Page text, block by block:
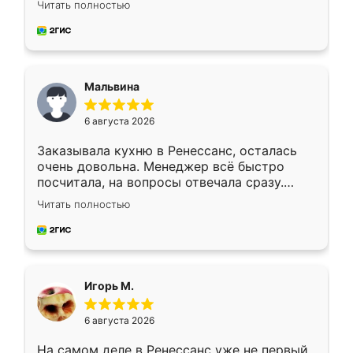
руками. По цене вышло адекватно.
Рекомендую!
Читать полностью
Мальвина
6 августа 2026
Заказывала кухню в Ренессанс, осталась
очень довольна. Менеджер всё быстро
посчитала, на вопросы отвечала сразу.
Замерщик приехал в субботу, подошёл к
делу со всей ответственностью. Собрали
за день, ребята работали аккуратно, даже
Читать полностью
Игорь М.
6 августа 2026
На самом деле в Ренессанс уже не первый